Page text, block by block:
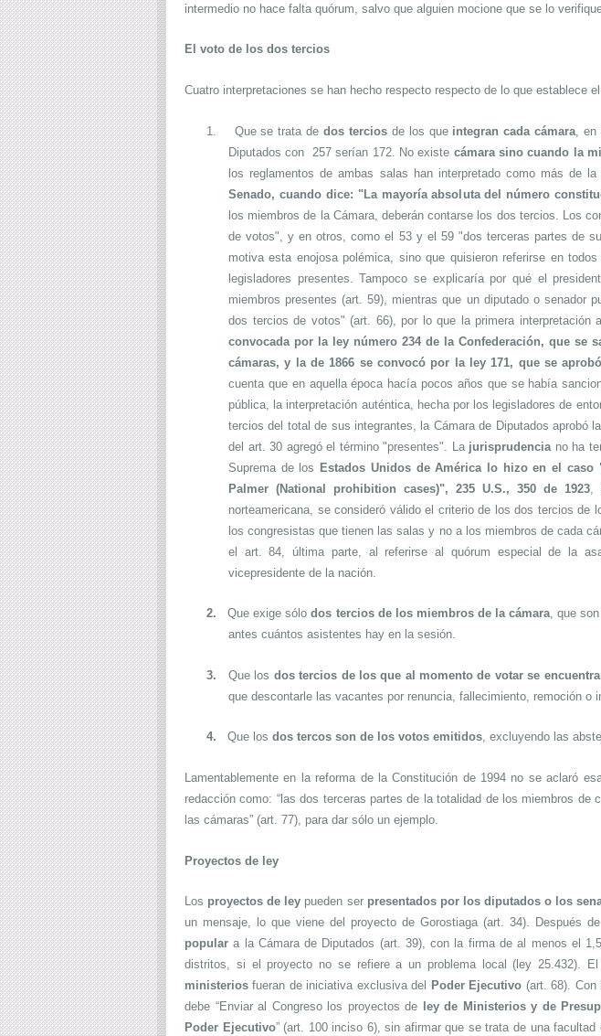
intermedio no hace falta quórum, salvo que alguien mocione que se lo
El voto de los dos tercios
Cuatro interpretaciones se han hecho respecto respecto de lo que establece
1. Que se trata de dos tercios de los queintegran cada cámara ,
Diputados con 257 serían 172. No existe cámara sino cuando la
los reglamentos de ambas salas han interpretado como más de
Senado, cuando dice: "La mayoría absoluta del número
los miembros de la Cámara, deberán contarse los dos tercios.
Los
de votos", y en otros, como el 53 y el 59 "dos terceras partes de
motiva esta enojosa polémica, sino que quisieron referirse en
legisladores presentes. Tampoco se explicaría por qué el
miembros presentes (art. 59), mientras que un diputado o senador
dos tercios de votos" (art. 66), por lo que la primera interpretación
convocada por la ley número 234 de la Confederación, que
cámaras, y la de 1866 se convocó por la ley 171, que se
cuenta que en aquella época hacía pocos años que se había
pública, la interpretación auténtica, hecha por los legisladores de
tercios del total de sus integrantes, la Cámara de Diputados aprobó
del art. 30 agregó el término "presentes". La jurisprudencia no ha
Suprema de los Estados Unidos de América lo hizo en el caso
Palmer (National prohibition cases)", 235 U.S., 350 de 1923
norteamericana, se consideró válido el criterio de los dos tercios
los congresistas que tienen las salas y no a los miembros de cada
el art. 84, última parte, al referirse al quórum especial de la
vicepresidente de la nación.
2. Que exige sólodos tercios de los miembros de la cámara, que
antes cuántos asistentes hay en la sesión.
3. Que los dos tercios de los que al momento de votar se
que descontarle las vacantes por renuncia, fallecimiento, remoción o
4. Que los dos tercos son de los votos emitidos, excluyendo las
Lamentablemente en la reforma de la Constitución de 1994 no se aclaró
redacción como: “las dos terceras partes de la totalidad de los miembros
las cámaras” (art. 77), para dar sólo un ejemplo.
Proyectos de ley
Los proyectos de ley pueden ser presentados por los diputados o los
un mensaje, lo que viene del proyecto de Gorostiaga (art. 34). Después
popular a la Cámara de Diputados (art. 39), con la firma de al menos el
distritos, si el proyecto no se refiere a un problema local (ley 25.432). El
ministerios fueran de iniciativa exclusiva del Poder Ejecutivo (art. 68). Con
debe “Enviar al Congreso los proyectos de
ley de Ministerios y de
Poder Ejecutivo” (art. 100 inciso 6), sin afirmar que se trata de una